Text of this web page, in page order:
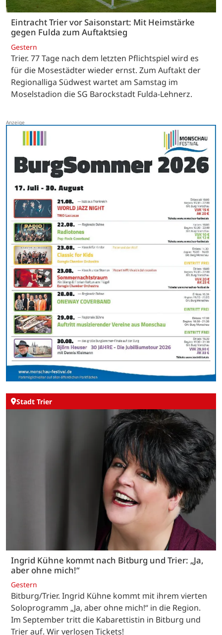
Eintracht Trier vor Saisonstart: Mit Heimstärke
gegen Fulda zum Auftaktsieg
Gestern
Trier. 77 Tage nach dem letzten Pflichtspiel wird es
für die Mosestädter wieder ernst. Zum Auftakt der
Regionalliga Südwest wartet am Samstag im
Moselstadion die SG Barockstadt Fulda-Lehnerz.
Stadt Trier
Ingrid Kühne kommt nach Bitburg und Trier: „Ja,
aber ohne mich!“
Gestern
Bitburg/Trier. Ingrid Kühne kommt mit ihrem vierten
Soloprogramm „Ja, aber ohne mich!“ in die Region.
Im September tritt die Kabarettistin in Bitburg und
Trier auf. Wir verlosen Tickets!